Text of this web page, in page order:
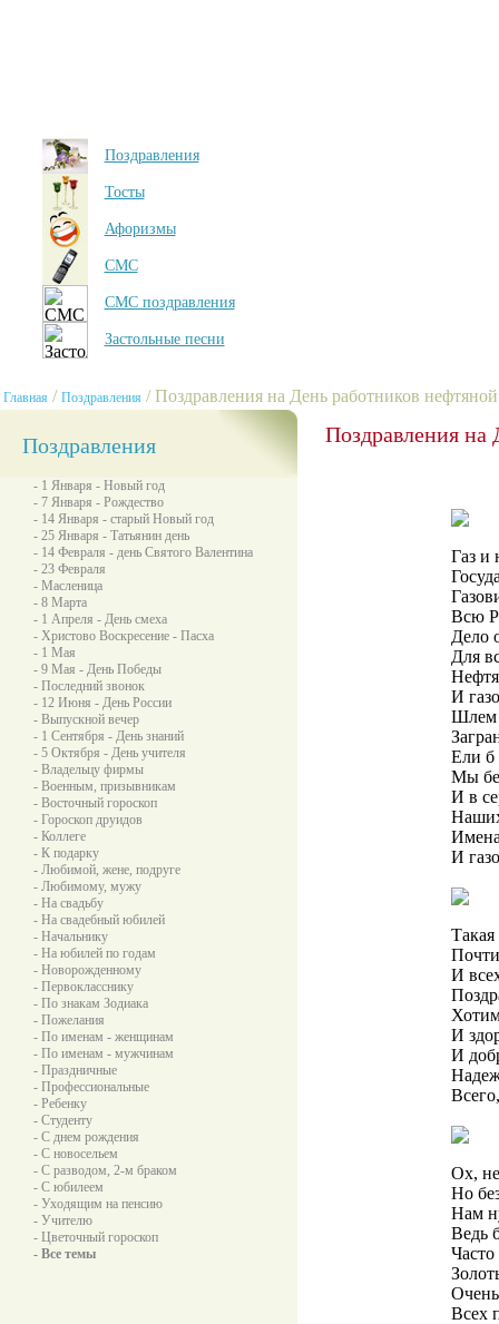
Поздравления
Тосты
Афоризмы
СМС
СМС поздравления
Застольные песни
Главная / Поздравления / Поздравления на День работников
Поздравления
- 1 Января - Новый год
- 7 Января - Рождество
- 14 Января - старый Новый год
- 25 Января - Татьянин день
- 14 Февраля - день Святого Валентина
- 23 Февраля
- Масленица
- 8 Марта
- 1 Апреля - День смеха
- Христово Воскресение - Пасха
- 1 Мая
- 9 Мая - День Победы
- Последний звонок
- 12 Июня - День России
- Выпускной вечер
- 1 Сентября - День знаний
- 5 Октября - День учителя
- Владельцу фирмы
- Военным, призывникам
- Восточный гороскоп
- Гороскоп друидов
- Коллеге
- К подарку
- Любимой, жене, подруге
- Любимому, мужу
- На свадьбу
- На свадебный юбилей
- Начальнику
- На юбилей по годам
- Новорожденному
- Первокласснику
- По знакам Зодиака
- Пожелания
- По именам - женщинам
- По именам - мужчинам
- Праздничные
- Профессиональные
- Ребенку
- Студенту
- С днем рождения
- С новосельем
- С разводом, 2-м браком
- С юбилеем
- Уходящим на пенсию
- Учителю
- Цветочный гороскоп
- Все темы
Поздравления на
Газ и
Всю
Дело
Для
И
Шлем
Ели б
Мы
И в
И
Такая
И
И
И
Ох,
Но
Нам
Ведь
Всех